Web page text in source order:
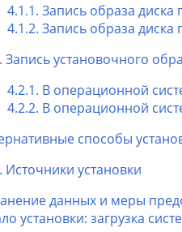
4.1.1. Запись образа
4.1.2. Запись образа
Запись установочного
4.2.1. В операционной
4.2.2. В операционной
способы
Источники установки
данных и меры
установки: загрузка